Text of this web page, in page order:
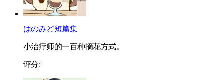
はのみど短篇集
小治疗师的一百种摘花方式。
评分: